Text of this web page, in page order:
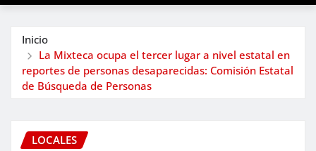
Inicio
La Mixteca ocupa el tercer lugar a nivel estatal en
reportes de personas desaparecidas: Comisión Estatal
de Búsqueda de Personas
LOCALES